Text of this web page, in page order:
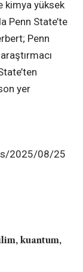
kimya yüksek
Penn State’te
Penn
yer
2025/08/25
,kuantum,